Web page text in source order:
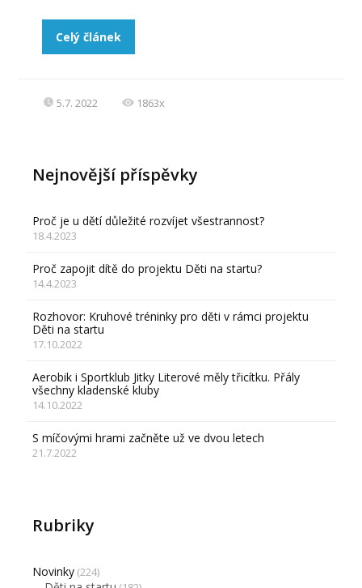
Celý článek
5.7. 2022 1863x
Nejnovější příspěvky
Proč je u dětí důležité rozvíjet všestrannost?
18.4.2023
Proč zapojit dítě do projektu Děti na startu?
14.4.2023
Rozhovor: Kruhové tréninky pro děti v rámci projektu
Děti na startu
17.10.2022
Aerobik i Sportklub Jitky Literové měly třicítku. Přály
všechny kladenské kluby
14.10.2022
S míčovými hrami začněte už ve dvou letech
21.7.2022
Rubriky
Novinky (224)